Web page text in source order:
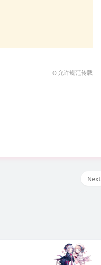
© 允许规范转载
Next